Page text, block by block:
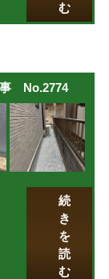
む
No.2774
続
き
を
読
む